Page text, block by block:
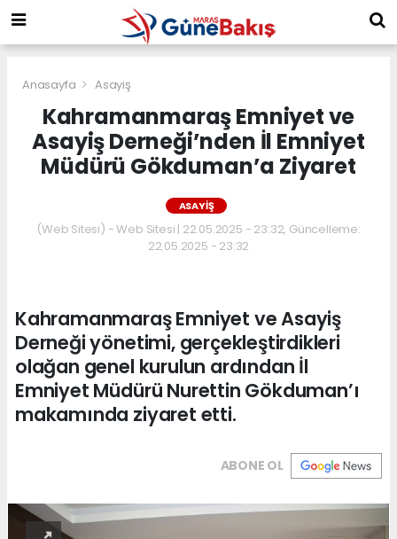
Anasayfa Asayiş
Kahramanmaraş Emniyet ve
Asayiş Derneği’nden İl Emniyet
Müdürü Gökduman’a Ziyaret
ASAYIŞ
(Web Sitesi) - Web Sitesi | 22.05.2025 - 23:32, Güncelleme:
22.05.2025 - 23:32
Kahramanmaraş Emniyet ve Asayiş
Derneği yönetimi, gerçekleştirdikleri
olağan genel kurulun ardından İl
Emniyet Müdürü Nurettin Gökduman’ı
makamında ziyaret etti.
ABONE OL